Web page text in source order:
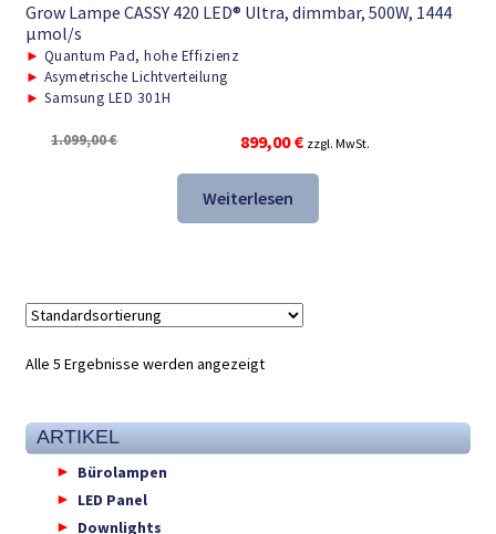
Grow Lampe CASSY 420 LED® Ultra, dimmbar, 500W, 1444
μmol/s
► Quantum Pad, hohe Effizienz
► Asymetrische Lichtverteilung
► Samsung LED 301H
1.099,00€
Ursprünglicher
Preis
war:
1.099,00 €
899,00€Aktueller
Preis
899,00 €.
zzgl. MwSt.
Weiterlesen
Alle 5 Ergebnisse werden angezeigt
ARTIKEL
Bürolampen
LED Panel
Downlights